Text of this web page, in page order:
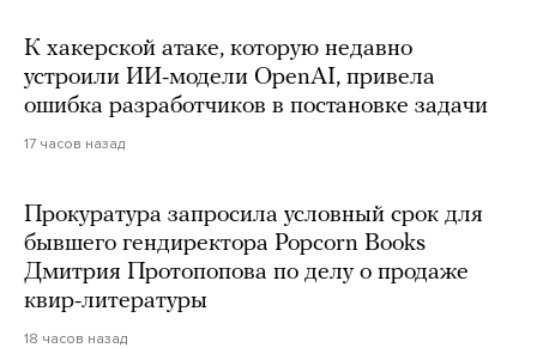
К хакерской атаке, которую недавно
устроили ИИ-модели OpenAI, привела
ошибка разработчиков в постановке задачи
17 часов назад
Прокуратура запросила условный срок для
бывшего гендиректора Popcorn Books
Дмитрия Протопопова по делу о продаже
квир-литературы
18 часов назад